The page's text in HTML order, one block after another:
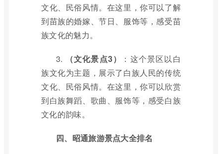
文化、民俗风情。在这里，你可以了解
到苗族的婚嫁、节日、服饰等，感受苗
族文化的魅力。
3. （文化景点3）
：这个景区以白
族文化为主题，展示了白族人民的传统
文化、民俗风情。在这里，你可以欣赏
到白族舞蹈、歌曲、服饰等，感受白族
文化的韵味。
四、昭通旅游景点大全排名